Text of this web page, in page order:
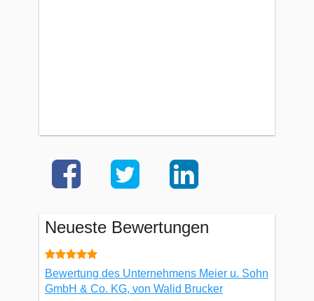
Neueste Bewertungen
Bewertung des Unternehmens Meier u. Sohn
GmbH & Co. KG, von Walid Brucker